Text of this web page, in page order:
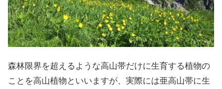
森林限界を超えるような高山帯だけに生育する植物の
ことを高山植物といいますが、実際には亜高山帯に生